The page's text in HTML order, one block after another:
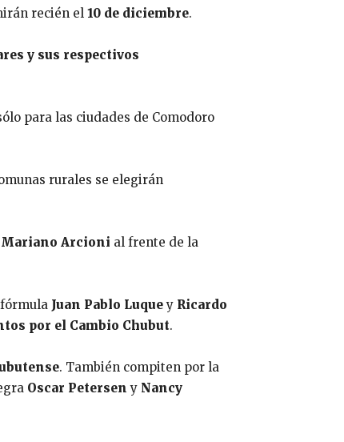
recién el 10 de diciembre.
y sus respectivos
para las ciudades de Comodoro
rurales se elegirán
Mariano Arcioni al frente de la
Juan Pablo Luquey Ricardo
por el Cambio Chubut.
. También compiten por la
Oscar Petersen y Nancy